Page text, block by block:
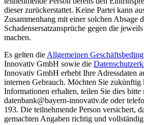
dieser zurückerstattet. Keine Partei kann
Zusammenhang mit einer solchen Absage
Schadensersatzansprüche gegen die
machen.
Es gelten die Allgemeinen
Innovativ GmbH sowie die
Innovativ GmbH erhebt Ihre Adressdaten
internen Gebrauch. Möchten Sie zukünftig
Informationen erhalten, teilen Sie dies bitte
datenbank@bayern-innovativ.de oder
193. Die teilnehmende Person versichert,
gemachten Angaben richtig und